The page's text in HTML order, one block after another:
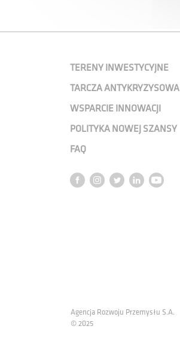
TERENY INWESTYCYJNE
TARCZA ANTYKRYZYSOWA
WSPARCIE INNOWACJI
POLITYKA NOWEJ SZANSY
FAQ
Agencja Rozwoju Przemysłu S.A.
© 2025